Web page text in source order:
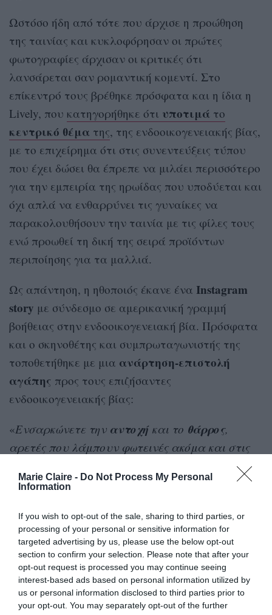
Marie Claire - Do Not Process My Personal
Information
If you wish to opt-out of the sale, sharing to third parties, or
processing of your personal or sensitive information for
targeted advertising by us, please use the below opt-out
section to confirm your selection. Please note that after your
opt-out request is processed you may continue seeing
interest-based ads based on personal information utilized by
us or personal information disclosed to third parties prior to
your opt-out. You may separately opt-out of the further
Ωστόσο ήδη από τότε που άρχισε η προώθηση
της ταινίας και κυκλοφόρησαν οι πρώτες
φωτογραφίες άρχισαν οι κριτικές ότι
λανσάρεται σαν ρομαντική κομεντί. Στο
επίκεντρό τους βρέθηκε πρόσφατα και η ίδια η
Lively, που κατηγορήθηκε ότι υποτιμά το
κεντρικό θέμα της, της ενδοοικογενειακής βίας,
με το επιχείρημα ότι στις συνεντεύξεις τύπου
που έχει δώσει θα έπρεπε να μιλάει περισσότερο
για την εμπειρία της ηρωίδας που υποδύεται και
όχι απλά να ενθαρρύνει τις γυναίκες να
παρακολουθήσουν την ταινία με τις φίλες τους
ενώ προωθεί τη δική της σειρά προϊόντων
περιποίησης για τα μαλλιά.
Ως απάντηση, η ηθοποιός έκανε ένα Instagram
story με σύνδεσμο σε αμερικανική γραμμή
βοήθειας στην ενδοοικογενειακή βία. Πρόσφατα
και ο σκηνοθέτης και συμπρωταγωνιστής της
τοποθετήθηκε με μια ανάρτηση-επιστολή
αγάπης προς τους επιζήσαντες
ενδοοικογενειακής βίας:
«Ενσαρκώνετε την αντοχή και το θάρρος,
αρετές που λάμπουν φωτεινές ακόμα και στις
πιο σκοτεινές μέρες. Στο εργόχειρο της ζωής σας,
κάθε νήμα αφηγείται μια ιστορία
βήμα που κάνετε μπροστά, όσο μικρό κι αν
είναι, εκφράζει το ανυποχώρητο πνεύμα σας
και αποτελεί μια έμπνευση προς τους άλλους.
Μπορεί να μη βλέπετε πάντα τον αντίκτυπο
που έχετε, αλλά το ταξίδι σας ενθαρρύνει και
κινητοποιεί, φωτίζει το μονοπάτι σε όλους όσους